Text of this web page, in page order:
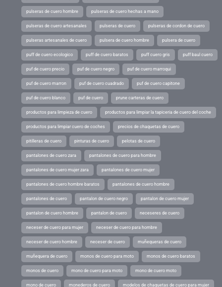
pulseras de cuero hombre pulseras de cuero hechas a mano
pulseras de cuero artesanales pulseras de cuero pulseras de cordon de cuero
pulseras artesanales de cuero pulsera de cuero hombre pulsera de cuero
puff de cuero ecologico puff de cuero baratos puff cuero gris puff baul cuero
puf de cuero precio puf de cuero negro puf de cuero marroqui
puf de cuero marron puf de cuero cuadrado puf de cuero capitone
puf de cuero blanco puf de cuero prune carteras de cuero
productos para limpieza de cuero productos para limpiar la tapiceria de cuero del coche
productos para limpiar cuero de coches precios de chaquetas de cuero
pitilleras de cuero pinturas de cuero pelotas de cuero
pantalones de cuero zara pantalones de cuero para hombre
pantalones de cuero mujer zara pantalones de cuero mujer
pantalones de cuero hombre baratos pantalones de cuero hombre
pantalones de cuero pantalon de cuero negro pantalon de cuero mujer
pantalon de cuero hombre pantalon de cuero neceseres de cuero
neceser de cuero para mujer neceser de cuero para hombre
neceser de cuero hombre neceser de cuero muñequeras de cuero
muñequera de cuero monos de cuero para moto monos de cuero baratos
monos de cuero mono de cuero para moto mono de cuero moto
mono de cuero monederos de cuero modelos de chaquetas de cuero para mujer